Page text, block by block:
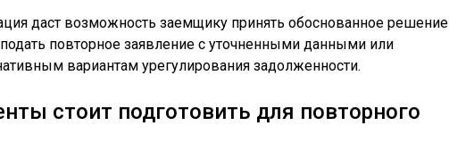
даст возможность заемщику принять обоснованное решение
повторное заявление с уточненными данными или
вариантам урегулирования задолженности.
стоит подготовить для повторного